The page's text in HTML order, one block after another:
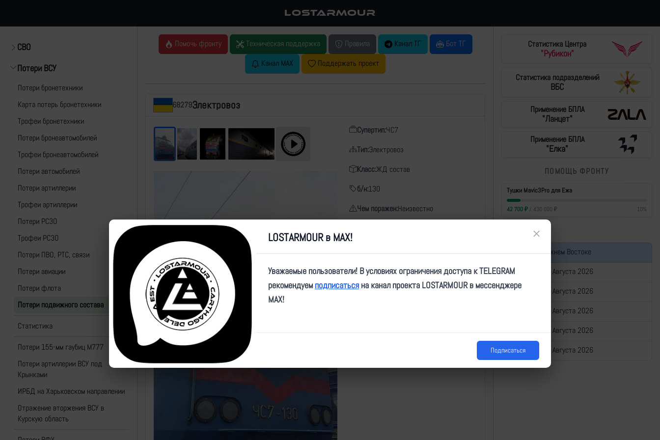
LOSTARMOUR
СВО
Потери ВСУ
Потери бронетехники
Карта потерь бронетехники
Трофеи бронетехники
Потери бронеавтомобилей
Трофеи бронеавтомобилей
Потери автомобилей
Потери артиллерии
Трофеи артиллерии
Потери РСЗО
Трофеи РСЗО
Потери ПВО, РТС, связи
Потери авиации
Потери флота
Потери подвижного состава
Статистика
Потери 155-мм гаубиц M777
Потери артиллерии ВСУ под
Крынками
ИРБД на Харьковском направлении
Отражение вторжения ВСУ в
Курскую область
Помочь фронту Техническая поддержка Правила Канал ТГ
Бот ТГ
Канал MAX
Поддержать проект
68279Электровоз
Супертип:ЧС7
Тип:Электровоз
Класс:ЖД состав
б/н:130
Чем поражен:Неизвестно
Источники
Статистика Центра
"Рубикон"
Статистика подразделений
ВБС
Применение БПЛА
"Ланцет"
Применение БПЛА
"Елка"
ПОМОЩЬ ФРОНТУ
Тушки Mavic3Pro для Ежа
42 700₽/ 430 000 ₽ 10%
Война на Ближнем Востоке
Сводка за 07 Августа 2026
Сводка за 06 Августа 2026
Сводка за 05 Августа 2026
Сводка за 04 Августа 2026
Сводка за 03 Августа 2026
LOSTARMOUR в MAX! ×
Уважаемые пользователи! В условиях ограничения доступа к TELEGRAM
рекомендуем подписаться на канал проекта LOSTARMOUR в мессенджере
MAX!
Подписаться